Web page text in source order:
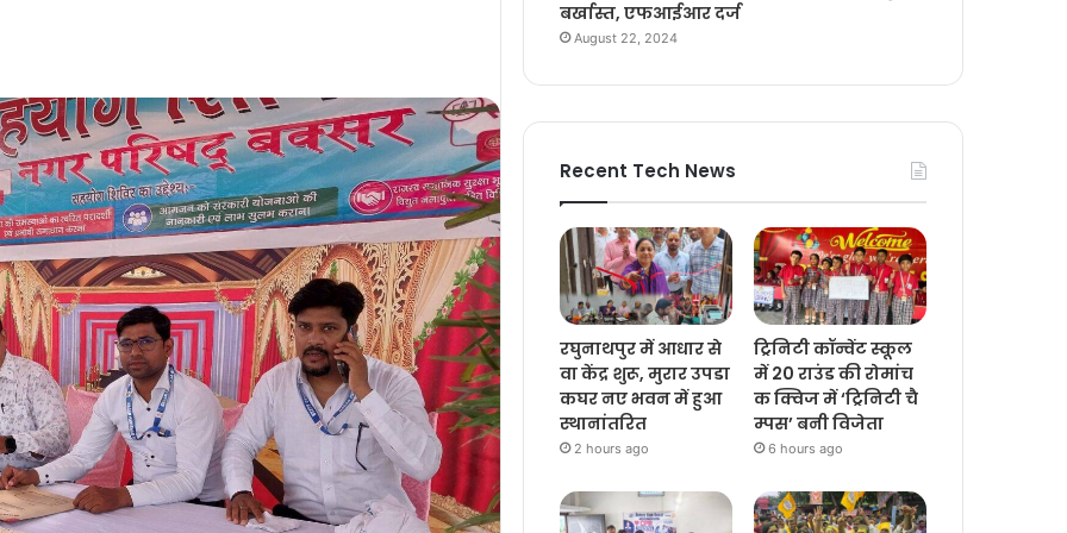
बर्खास्त, एफआईआर दर्ज
August 22, 2024
Recent Tech News
रघुनाथपुर में आधार से
वा केंद्र शुरू, मुरार उपडा
कघर नए भवन में हुआ
स्थानांतरित
2 hours ago
ट्रिनिटी कॉन्वेंट स्कूल
में 20 राउंड की रोमांच
क क्विज में ‘ट्रिनिटी चै
म्पस’ बनी विजेता
6 hours ago